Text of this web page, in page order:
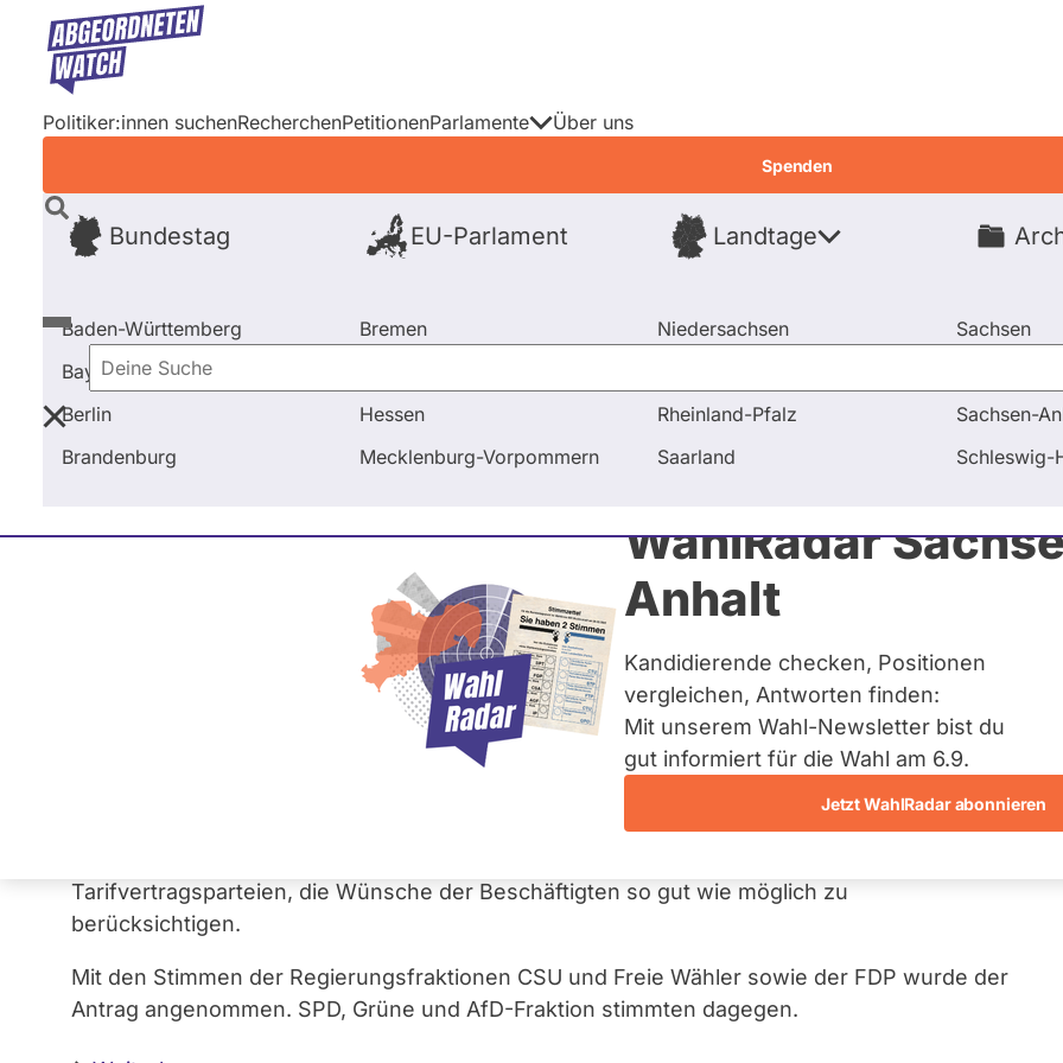
Direkt
Inhalt
Politiker:innen suchenRecherchenPetitionenParlamente
Bundestag EU-Parlament Landtage
Baden-Württemberg
Bayern
Berlin
Brandenburg
Bremen
Hessen
Mecklenburg-Vorpommern
Niedersachsen
Rheinland-Pfalz
Saarland
Sachsen
Sachsen-
Schleswig-
Über uns
Spenden
Deine
Suche
WahlRadar
Anhalt
Kandidierende checken, Positionen
vergleichen, Antworten finden:
Mit unserem Wahl-Newsletter bist du
gut informiert für die Wahl am 6.9.
Jetzt WahlRadar abonnieren
Startseite Bayern Abstimmungen Unterstützung für Beschäftigte im Gesundheitswesen
Unterstützung für Beschäftigte im
Gesundheitswesen
die Staatsregierung auf, Beschäftigte in
Bayerns Kliniken und Pflegeeinrichtungen stärker zu unterstützen und die Bemühungen im
Tarifvertragsparteien, die Wünsche der Beschäftigten so gut wie möglich zu
berücksichtigen.
Mit den Stimmen der Regierungsfraktionen CSU und Freie Wähler sowie der FDP wurde der
Antrag angenommen. SPD, Grüne und AfD-Fraktion stimmten dagegen.